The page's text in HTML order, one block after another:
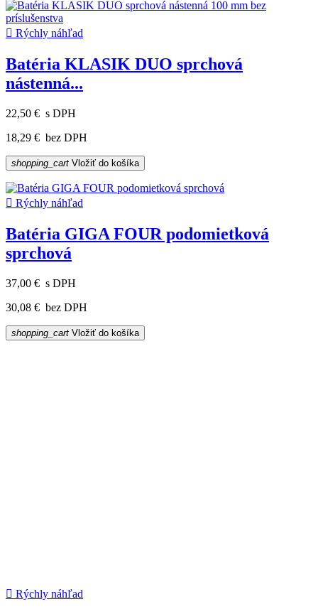
 Rýchly náhľad
Batéria KLASIK DUO sprchová
nástenná...
22,50 € s DPH
18,29 € bez DPH
shopping_cart Vložiť do košíka
 Rýchly náhľad
Batéria GIGA FOUR podomietková
sprchová
37,00 € s DPH
30,08 € bez DPH
shopping_cart Vložiť do košíka
 Rýchly náhľad